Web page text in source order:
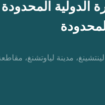
مدينة لياوتشنغ،